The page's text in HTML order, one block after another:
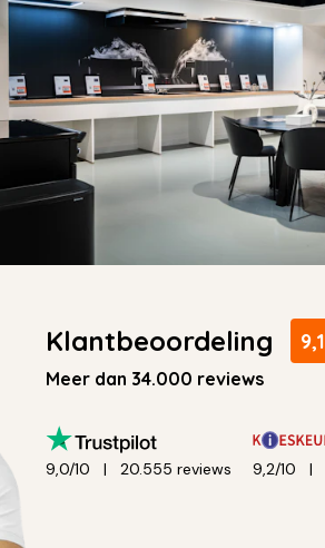
Klantbeoordeling 9,1
Meer dan 34.000 reviews
9,0/10 20.555 reviews 9,2/10